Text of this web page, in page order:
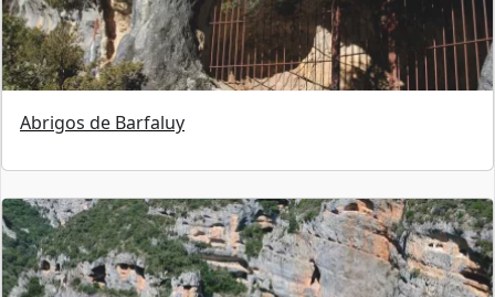
Abrigos de Barfaluy